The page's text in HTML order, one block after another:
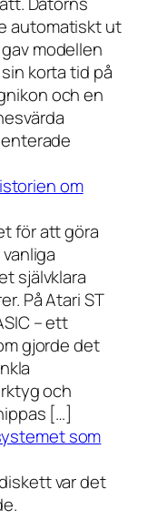
automatiskt ut
modellen
korta tid på
och en
om
för att göra
självklara
På Atari ST
– ett
gjorde det
och
[…]
som
var det